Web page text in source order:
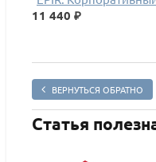
11 440 ₽
ВЕРНУТЬСЯ ОБРАТНО
Статья